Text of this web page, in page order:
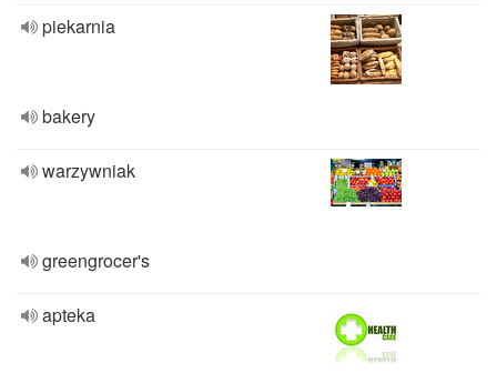
piekarnia
bakery
warzywniak
greengrocer's
apteka